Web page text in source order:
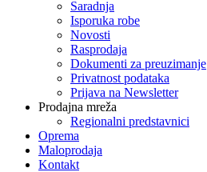
Saradnja
Isporuka robe
Novosti
Rasprodaja
Dokumenti za preuzimanje
Privatnost podataka
Prijava na Newsletter
Prodajna mreža
Regionalni predstavnici
Oprema
Maloprodaja
Kontakt